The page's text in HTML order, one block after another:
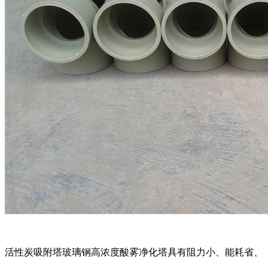
活性炭吸附塔玻璃钢高浓度酸雾净化塔具有阻力小、能耗省、